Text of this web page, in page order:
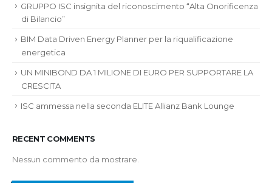
GRUPPO ISC insignita del riconoscimento “Alta Onorificenza
di Bilancio”
BIM Data Driven Energy Planner per la riqualificazione
energetica
UN MINIBOND DA 1 MILIONE DI EURO PER SUPPORTARE LA
CRESCITA
ISC ammessa nella seconda ELITE Allianz Bank Lounge
RECENT COMMENTS
Nessun commento da mostrare.